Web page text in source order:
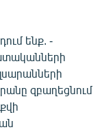
ենք. -
զբաղեցնում